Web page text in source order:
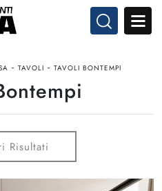
- TAVOLI - TAVOLI BONTEMPI
Risultati